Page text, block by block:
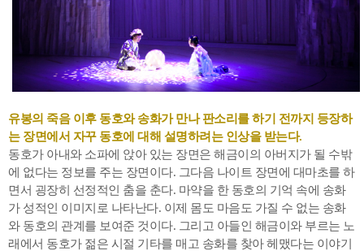
유봉의 죽음 이후 동호와 송화가 만나 판소리를 하기 전까지 등장하
는 장면에서 자꾸 동호에 대해 설명하려는 인상을 받는다.
동호가 아내와 소파에 앉아 있는 장면은 해금이의 아버지가 될 수밖
에 없다는 정보를 주는 장면이다. 그다음 나이트 장면에 대마초를 하
면서 굉장히 선정적인 춤을 춘다. 마약을 한 동호의 기억 속에 송화
가 성적인 이미지로 나타난다. 이제 몸도 마음도 가질 수 없는 송화
와 동호의 관계를 보여준 것이다. 그리고 아들인 해금이와 부르는 노
래에서 동호가 젊은 시절 기타를 매고 송화를 찾아 헤맸다는 이야기